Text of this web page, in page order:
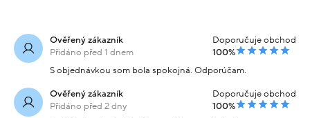
Ověřený zákazník
Přidáno před 1 dnem
Doporučuje obchod
100%
S objednávkou som bola spokojná. Odporúčam.
Ověřený zákazník
Přidáno před 2 dny
Doporučuje obchod
100%